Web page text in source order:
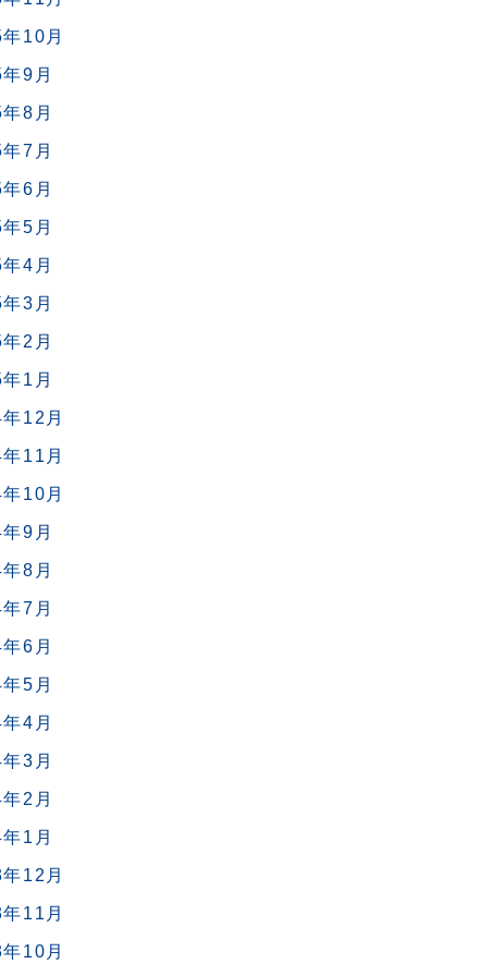
10月
9月
8月
7月
6月
5月
4月
3月
2月
1月
12月
11月
10月
9月
8月
7月
6月
5月
4月
3月
2月
1月
12月
11月
10月